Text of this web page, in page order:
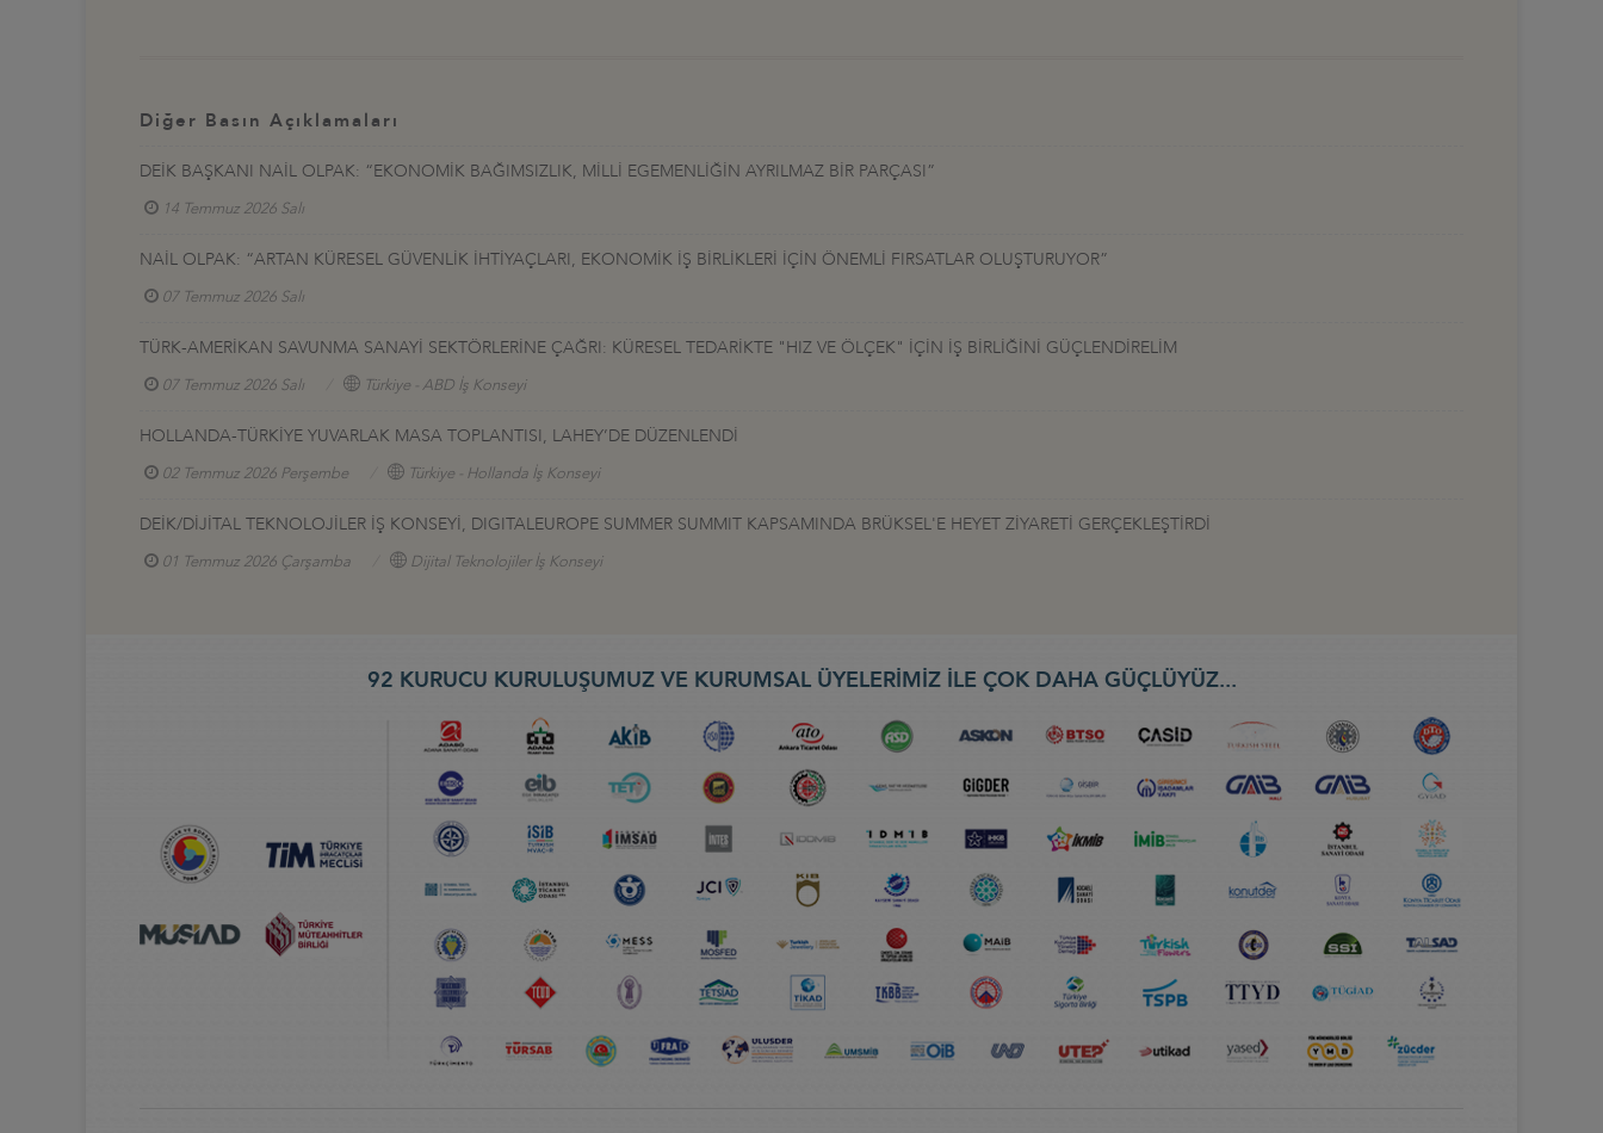
Diğer Basın Açıklamaları
DEİK BAŞKANI NAİL OLPAK: “EKONOMİK BAĞIMSIZLIK, MİLLİ EGEMENLİĞİN AYRILMAZ BİR PARÇASI”
14 Temmuz 2026 Salı
NAİL OLPAK: “ARTAN KÜRESEL GÜVENLİK İHTİYAÇLARI, EKONOMİK İŞ BİRLİKLERİ İÇİN ÖNEMLİ FIRSATLAR OLUŞTURUYOR”
07 Temmuz 2026 Salı
TÜRK-AMERİKAN SAVUNMA SANAYİ SEKTÖRLERİNE ÇAĞRI: KÜRESEL TEDARİKTE "HIZ VE ÖLÇEK" İÇİN İŞ BİRLİĞİNİ GÜÇLENDİRELİM
07 Temmuz 2026 Salı Türkiye - ABD İş Konseyi
HOLLANDA-TÜRKİYE YUVARLAK MASA TOPLANTISI, LAHEY’DE DÜZENLENDİ
02 Temmuz 2026 Perşembe Türkiye - Hollanda İş Konseyi
DEİK/DİJİTAL TEKNOLOJİLER İŞ KONSEYİ, DIGITALEUROPE SUMMER SUMMIT KAPSAMINDA BRÜKSEL'E HEYET ZİYARETİ GERÇEKLEŞTİRDİ
01 Temmuz 2026 Çarşamba Dijital Teknolojiler İş Konseyi
92 KURUCU KURULUŞUMUZ VE KURUMSAL ÜYELERİMİZ İLE ÇOK DAHA GÜÇLÜYÜZ...